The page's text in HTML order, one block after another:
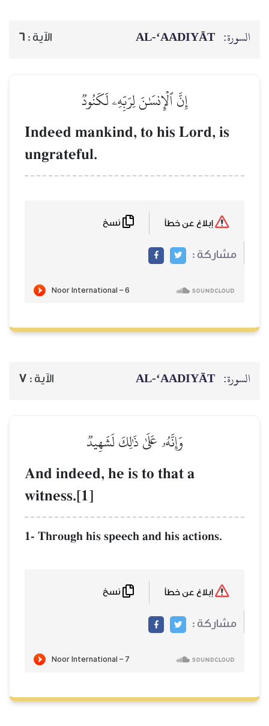
السورة: AL‑‘AADIYĀT الآية : 6
إِنَّ ٱلۡإِنسَٰنَ لِرَبِّهِۦ لَكَنُودٞ
Indeed mankind, to his Lord, is
ungrateful.
مشاركة :
السورة: AL‑‘AADIYĀT الآية : 7
وَإِنَّهُۥ عَلَىٰ ذَٰلِكَ لَشَهِيدٞ
And indeed, he is to that a
witness.[1]
1- Through his speech and his actions.
مشاركة :